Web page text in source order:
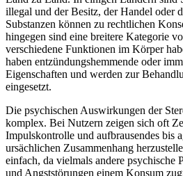
illegal und der Besitz, der Handel oder
Substanzen können zu rechtlichen
hingegen sind eine breitere Kategorie
verschiedene Funktionen im Körper
haben entzündungshemmende oder
Eigenschaften und werden zur
eingesetzt.
Die psychischen Auswirkungen der
komplex. Bei Nutzern zeigen sich oft
Impulskontrolle und aufbrausendes bis
ursächlichen Zusammenhang
einfach, da vielmals andere psychische
und Angststörungen einem Konsum